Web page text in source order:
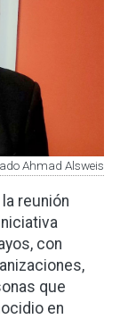
Ahmad Alsweis
reunión
con
que
en